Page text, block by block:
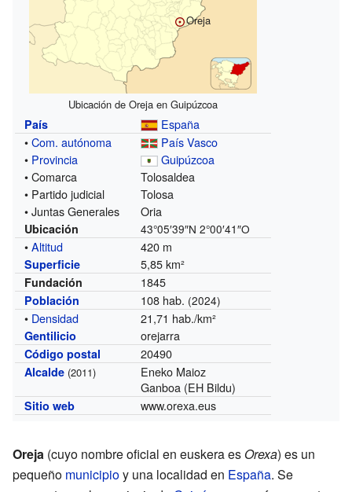
Oreja
Ubicación de Oreja en Guipúzcoa
País
España
•Com. autónoma
País Vasco
• Provincia
Guipúzcoa
• Comarca
Tolosaldea
• Partido judicial
Tolosa
• Juntas Generales
Oria
Ubicación 43°05′39″N 2°00′41″O
•Altitud 420 m
Superficie 5,85 km²
Fundación 1845
Población 108 hab. (2024)
• Densidad 21,71 hab./km²
Gentilicio orejarra
Código postal 20490
Alcalde (2011)
Eneko Maioz
Ganboa (EH Bildu)
Sitio web www.orexa.eus
Oreja (cuyo nombre oficial en euskera es Orexa) es un
pequeño municipioy una localidad en España. Se